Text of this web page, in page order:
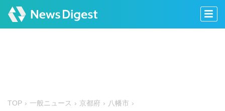
TOP 一般ニュース 京都府 八幡市